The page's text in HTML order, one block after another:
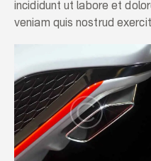
incididunt ut labore et
veniam quis nostrud